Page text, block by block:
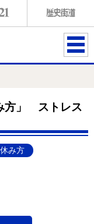
ME
方」 ストレス
み方